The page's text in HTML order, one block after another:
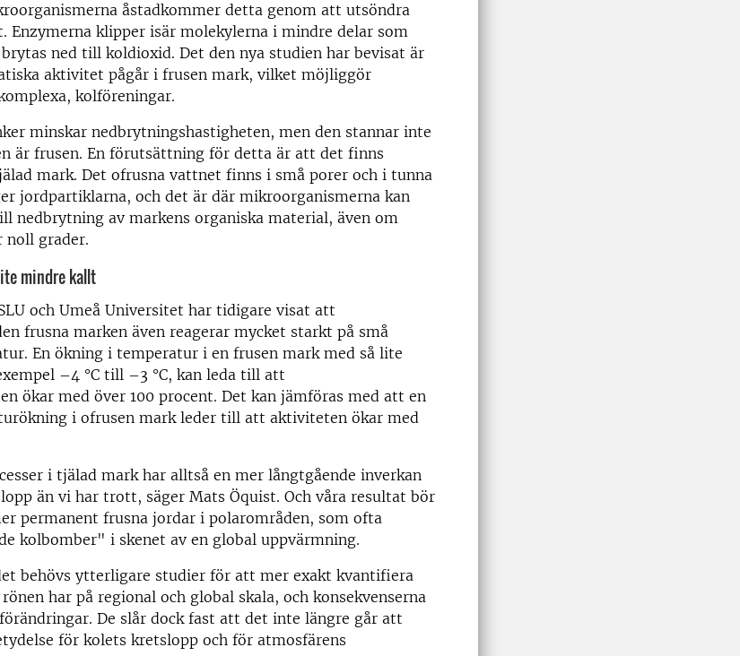
åstadkommer detta genom att utsöndra
Enzymerna klipper isär molekylerna i mindre delar som
ned till koldioxid. Det den nya studien har bevisat är
aktivitet pågår i frusen mark, vilket möjliggör
kolföreningar.
minskar nedbrytningshastigheten, men den stannar inte
är frusen. En förutsättning för detta är att det finns
mark. Det ofrusna vattnet finns i små porer och i tunna
jordpartiklarna, och det är där mikroorganismerna kan
nedbrytning av markens organiska material, även om
noll grader.
mindre kallt
och Umeå Universitet har tidigare visat att
frusna marken även reagerar mycket starkt på små
En ökning i temperatur i en frusen mark med så lite
–4 °C till –3 °C, kan leda till att
ökar med över 100 procent. Det kan jämföras med att en
i ofrusen mark leder till att aktiviteten ökar med
i tjälad mark har alltså en mer långtgående inverkan
än vi har trott, säger Mats Öquist. Och våra resultat bör
permanent frusna jordar i polarområden, som ofta
kolbomber" i skenet av en global uppvärmning.
behövs ytterligare studier för att mer exakt kvantifiera
har på regional och global skala, och konsekvenserna
De slår dock fast att det inte längre går att
för kolets kretslopp och för atmosfärens